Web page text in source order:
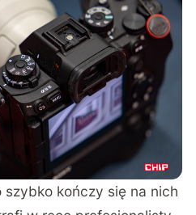
kończy się na nich